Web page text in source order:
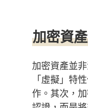
加密資
加密資產並
「虛擬」特
作。其次，